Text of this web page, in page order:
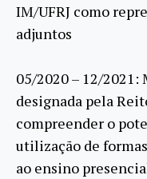
IM/UFRJ como
adjuntos
05/2020 – 12/2021:
designada pela
compreender o
utilização de
ao ensino